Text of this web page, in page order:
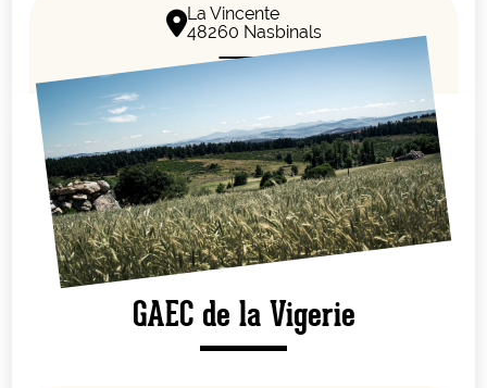
La Vincente
48260 Nasbinals
GAEC de la Vigerie